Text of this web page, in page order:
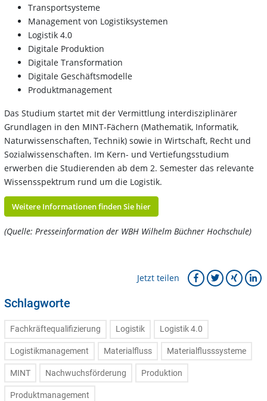
Transportsysteme
Management von Logistiksystemen
Logistik 4.0
Digitale Produktion
Digitale Transformation
Digitale Geschäftsmodelle
Produktmanagement
Das Studium startet mit der Vermittlung interdisziplinärer
Grundlagen in den MINT-Fächern (Mathematik, Informatik,
Naturwissenschaften, Technik) sowie in Wirtschaft, Recht und
Sozialwissenschaften. Im Kern- und Vertiefungsstudium
erwerben die Studierenden ab dem 2. Semester das relevante
Wissensspektrum rund um die Logistik.
Weitere Informationen finden Sie hier
(Quelle: Presseinformation der WBH Wilhelm Büchner Hochschule)
Jetzt teilen
Schlagworte
Fachkräftequalifizierung Logistik Logistik 4.0
Logistikmanagement Materialfluss Materialflusssysteme
MINT Nachwuchsförderung Produktion
Produktmanagement